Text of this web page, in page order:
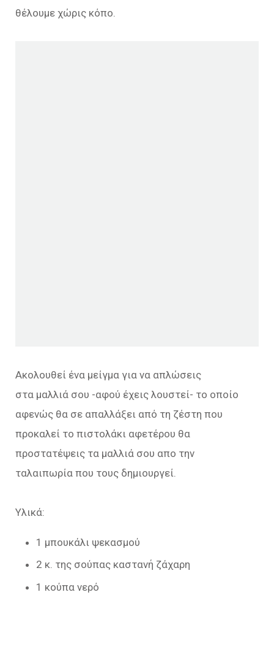
θέλουμε χώρις κόπο.
Ακολουθεί ένα μείγμα για να απλώσεις
στα μαλλιά σου -αφού έχεις λουστεί- το οποίο
αφενώς θα σε απαλλάξει από τη ζέστη που
προκαλεί το πιστολάκι αφετέρου θα
προστατέψεις τα μαλλιά σου απο την
ταλαιπωρία που τους δημιουργεί.
Υλικά:
1 μπουκάλι ψεκασμού
2 κ. της σούπας καστανή ζάχαρη
1 κούπα νερό